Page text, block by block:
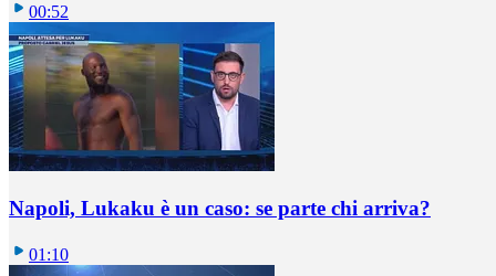
00:52
Napoli, Lukaku è un caso: se parte chi arriva?
01:10